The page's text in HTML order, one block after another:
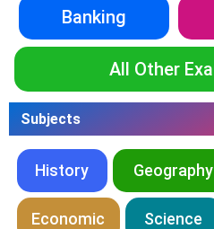
Banking
All Other
Subjects
History Geography
Economic Science